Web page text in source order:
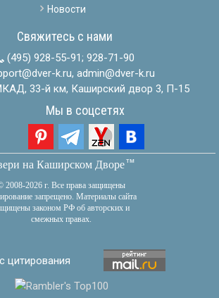
Новости
Свяжитесь с нами
(495) 928-55-91; 928-71-90
k.ru, admin@dver-k.ru
33-й км, Каширский двор 3, П-15
Мы в соцсетях
на Каширском Дворетм
2008-2026 г. Все права защищены
запрещено. Материалы сайта
законом РФ об авторских и
смежных правах.